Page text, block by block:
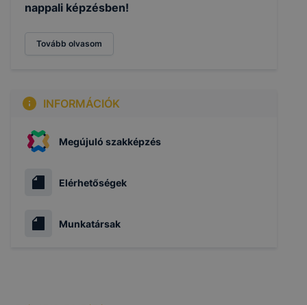
nappali képzésben!
Tovább olvasom
INFORMÁCIÓK
Megújuló szakképzés
Elérhetőségek
Munkatársak